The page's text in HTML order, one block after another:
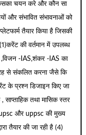
चयन करे और कौन सा
और संभावित संभावनाओं को
तैयार किया है जिसकी
की वर्तमान में उपलब्ध
-IAS,शंकर -IAS का
से संकलित करना जैसे कि
के प्रश्न डिजाइन किए जा
तथा मासिक स्तर
upsc और uppsc की मुख्य
तैयार की जा रही है (4)